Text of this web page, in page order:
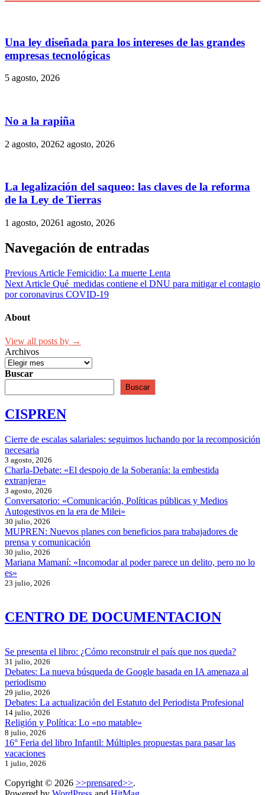
Una ley diseñada para los intereses de las grandes
empresas tecnológicas
5 agosto, 2026
No a la rapiña
2 agosto, 20262 agosto, 2026
La legalización del saqueo: las claves de la reforma
de la Ley de Tierras
1 agosto, 20261 agosto, 2026
Navegación de entradas
Previous Article Femicidio: La muerte Lenta
Next Article Qué medidas contiene el DNU para mitigar el contagio
por coronavirus COVID-19
About
View all posts by →
Archivos
Buscar
Buscar
CISPREN
Cierre de escalas salariales: seguimos luchando por la recomposición
necesaria
3 agosto, 2026
Charla-Debate: «El despojo de la Soberanía: la embestida
extranjera»
3 agosto, 2026
Conversatorio: «Comunicación, Políticas públicas y Medios
Autogestivos en la era de Milei»
30 julio, 2026
MUPREN: Nuevos planes con beneficios para trabajadores de
prensa y comunicación
30 julio, 2026
Mariana Mamaní: «Incomodar al poder parece un delito, pero no lo
es»
23 julio, 2026
CENTRO DE DOCUMENTACION
Se presenta el libro: ¿Cómo reconstruir el país que nos queda?
31 julio, 2026
Debates: La nueva búsqueda de Google basada en IA amenaza al
periodismo
29 julio, 2026
Debates: La actualización del Estatuto del Periodista Profesional
14 julio, 2026
Religión y Política: Lo «no matable»
8 julio, 2026
16° Feria del libro Infantil: Múltiples propuestas para pasar las
vacaciones
1 julio, 2026
Copyright © 2026 >>prensared>>.